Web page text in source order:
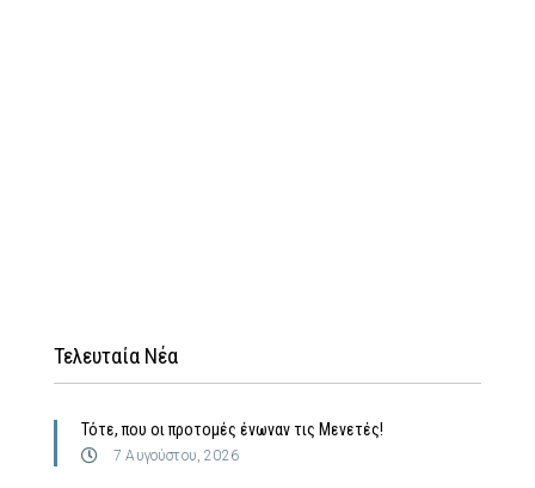
Τελευταία Νέα
Τότε, που οι προτομές ένωναν τις Μενετές!
7 Αυγούστου, 2026